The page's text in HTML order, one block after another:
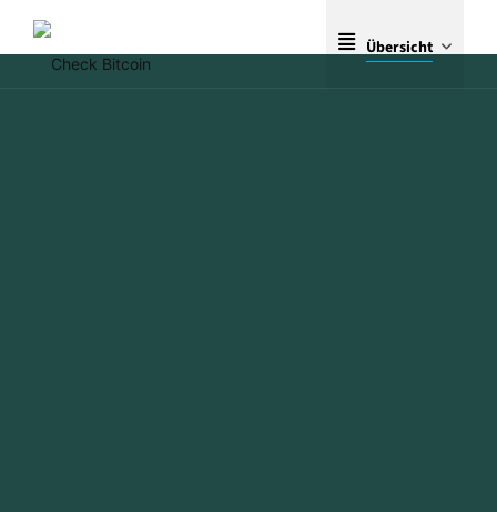
Übersicht